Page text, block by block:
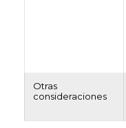
Otras
consideraciones